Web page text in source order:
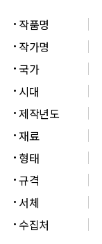
작품명
작가명
국가
시대
제작년도
재료
형태
규격
서체
수집처